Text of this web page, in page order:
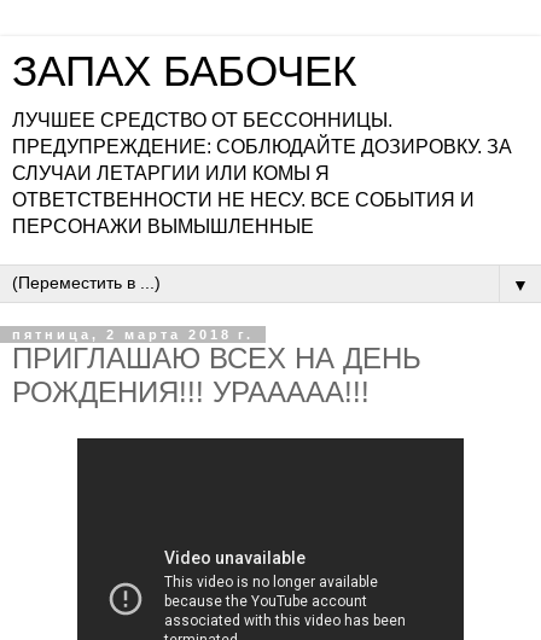
ЗАПАХ БАБОЧЕК
ЛУЧШЕЕ СРЕДСТВО ОТ БЕССОННИЦЫ.
ПРЕДУПРЕЖДЕНИЕ: СОБЛЮДАЙТЕ ДОЗИРОВКУ. ЗА
СЛУЧАИ ЛЕТАРГИИ ИЛИ КОМЫ Я
ОТВЕТСТВЕННОСТИ НЕ НЕСУ. ВСЕ СОБЫТИЯ И
ПЕРСОНАЖИ ВЫМЫШЛЕННЫЕ
▼
пятница, 2 марта 2018 г.
ПРИГЛАШАЮ ВСЕХ НА ДЕНЬ
РОЖДЕНИЯ!!! УРААААА!!!